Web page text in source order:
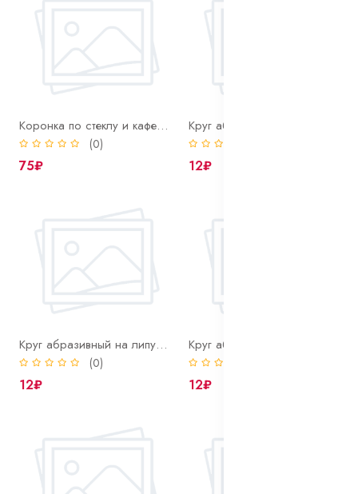
Коронка по стеклу и кафелю 8 мм Bohrer алмазная
(0)
75₽ 12₽
Круг абразивный на липучке 125 мм Р120 Bohrer (оксид алюминия) без отверстий
(0)
12₽ 12₽